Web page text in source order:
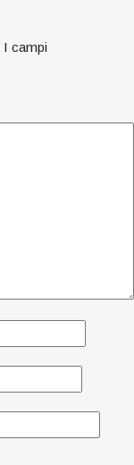
I campi